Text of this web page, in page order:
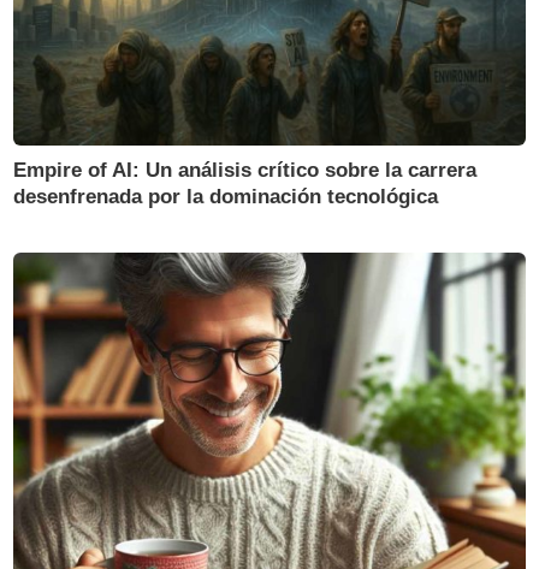
Empire of AI: Un análisis crítico sobre la carrera
desenfrenada por la dominación tecnológica